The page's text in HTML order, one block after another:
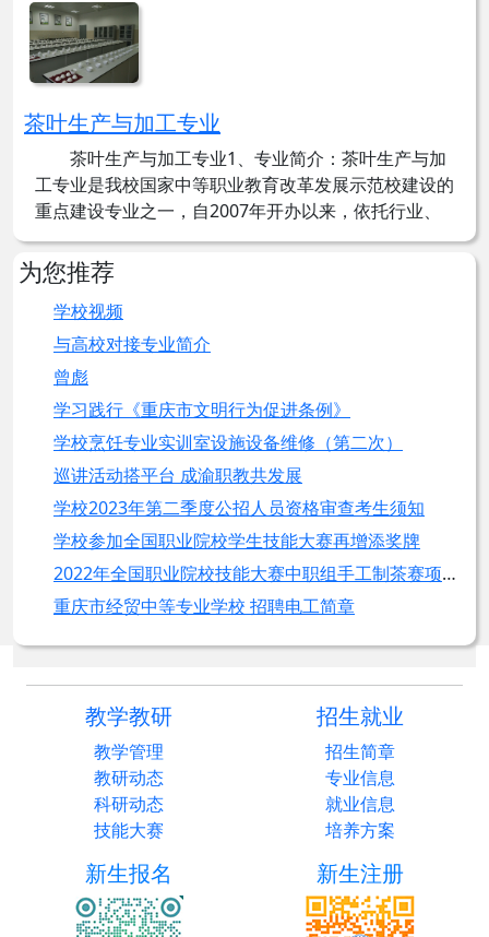
了专用的测量实训室、电脑建筑制图实训室，即将配备
电脑预算实训室、现场施工工序实训基地。在实训室
里，学生掌握了建筑...
发布时间： 2019-01-24
茶叶生产与加工专业
茶叶生产与加工专业1、专业简介：茶叶生产与加
工专业是我校国家中等职业教育改革发展示范校建设的
重点建设专业之一，自2007年开办以来，依托行业、
服务重庆、辐射西南，为重庆实施“茶叶振兴计划”，大
力发展茶产业，推进农业产业化发展。以“面向市场，
面向茶行业，培养从事茶树栽培、茶园管理、茶叶加
工、茶叶品质检...
发布时间： 2019-01-24
为您推荐
学校视频
与高校对接专业简介
曾彪
学习践行《重庆市文明行为促进条例》
学校烹饪专业实训室设施设备维修（第二次）
巡讲活动搭平台 成渝职教共发展
学校2023年第二季度公招人员资格审查考生须知
学校参加全国职业院校学生技能大赛再增添奖牌
2022年全国职业院校技能大赛中职组手工制茶赛项在永川开赛
重庆市经贸中等专业学校 招聘电工简章
教学教研
教学管理
教研动态
科研动态
技能大赛
招生就业
招生简章
专业信息
就业信息
培养方案
新生报名 新生注册